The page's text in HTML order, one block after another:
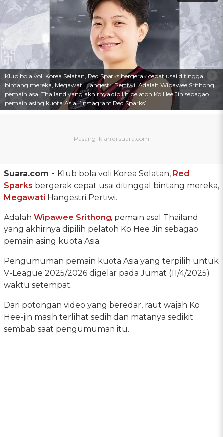
Klub bola voli Korea Selatan, Red Sparks bergerak cepat usai ditinggal
bintang mereka, Megawati Hangestri Pertiwi. Adalah Wipawee Srithong,
pemain asal Thailand yang akhirnya dipilih pelatoh Ko Hee Jin sebagao
pemain asing kuota Asia. [Instagram Red Sparks]
Suara.com - Klub bola voli Korea Selatan, Red
Sparks bergerak cepat usai ditinggal bintang mereka,
Megawati Hangestri Pertiwi.
Adalah Wipawee Srithong, pemain asal Thailand
yang akhirnya dipilih pelatoh Ko Hee Jin sebagao
pemain asing kuota Asia.
Pengumuman pemain kuota Asia yang terpilih untuk
V-League 2025/2026 digelar pada Jumat (11/4/2025)
waktu setempat.
Dari potongan video yang beredar, raut wajah Ko
Hee-jin masih terlihat sedih dan matanya sedikit
sembab saat pengumuman itu.